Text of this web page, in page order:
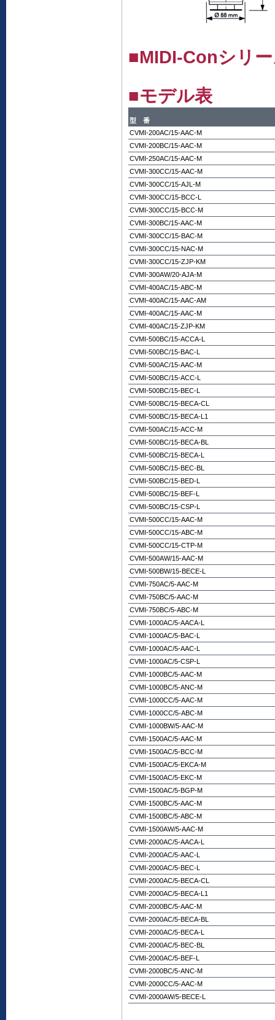
■MIDI-Conシリ
■モデル表
型 番
CVMI-200AC/15-AAC-M
CVMI-200BC/15-AAC-M
CVMI-250AC/15-AAC-M
CVMI-300CC/15-AAC-M
CVMI-300CC/15-AJL-M
CVMI-300CC/15-BCC-L
CVMI-300CC/15-BCC-M
CVMI-300BC/15-AAC-M
CVMI-300CC/15-BAC-M
CVMI-300CC/15-NAC-M
CVMI-300CC/15-ZJP-KM
CVMI-300AW/20-AJA-M
CVMI-400AC/15-ABC-M
CVMI-400AC/15-AAC-AM
CVMI-400AC/15-AAC-M
CVMI-400AC/15-ZJP-KM
CVMI-500BC/15-ACCA-L
CVMI-500BC/15-BAC-L
CVMI-500AC/15-AAC-M
CVMI-500BC/15-ACC-L
CVMI-500BC/15-BEC-L
CVMI-500BC/15-BECA-CL
CVMI-500BC/15-BECA-L1
CVMI-500AC/15-ACC-M
CVMI-500BC/15-BECA-BL
CVMI-500BC/15-BECA-L
CVMI-500BC/15-BEC-BL
CVMI-500BC/15-BED-L
CVMI-500BC/15-BEF-L
CVMI-500BC/15-CSP-L
CVMI-500CC/15-AAC-M
CVMI-500CC/15-ABC-M
CVMI-500CC/15-CTP-M
CVMI-500AW/15-AAC-M
CVMI-500BW/15-BECE-L
CVMI-750AC/5-AAC-M
CVMI-750BC/5-AAC-M
CVMI-750BC/5-ABC-M
CVMI-1000AC/5-AACA-L
CVMI-1000AC/5-BAC-L
CVMI-1000AC/5-AAC-L
CVMI-1000AC/5-CSP-L
CVMI-1000BC/5-AAC-M
CVMI-1000BC/5-ANC-M
CVMI-1000CC/5-AAC-M
CVMI-1000CC/5-ABC-M
CVMI-1000BW/5-AAC-M
CVMI-1500AC/5-AAC-M
CVMI-1500AC/5-BCC-M
CVMI-1500AC/5-EKCA-M
CVMI-1500AC/5-EKC-M
CVMI-1500AC/5-BGP-M
CVMI-1500BC/5-AAC-M
CVMI-1500BC/5-ABC-M
CVMI-1500AW/5-AAC-M
CVMI-2000AC/5-AACA-L
CVMI-2000AC/5-AAC-L
CVMI-2000AC/5-BEC-L
CVMI-2000AC/5-BECA-CL
CVMI-2000AC/5-BECA-L1
CVMI-2000BC/5-AAC-M
CVMI-2000AC/5-BECA-BL
CVMI-2000AC/5-BECA-L
CVMI-2000AC/5-BEC-BL
CVMI-2000AC/5-BEF-L
CVMI-2000BC/5-ANC-M
CVMI-2000CC/5-AAC-M
CVMI-2000AW/5-BECE-L